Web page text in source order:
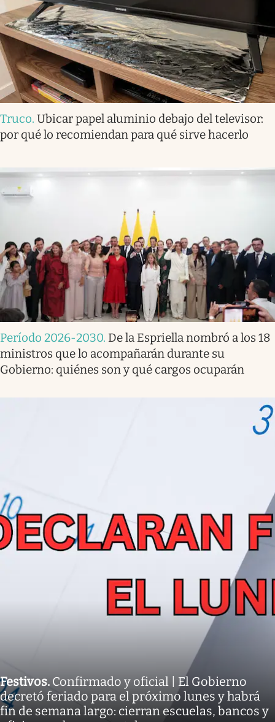
Truco. Ubicar papel aluminio debajo del televisor:
por qué lo recomiendan para qué sirve hacerlo
Período 2026-2030. De la Espriella nombró a los 18
ministros que lo acompañarán durante su
Gobierno: quiénes son y qué cargos ocuparán
Festivos. Confirmado y oficial | El Gobierno
decretó feriado para el próximo lunes y habrá
fin de semana largo: cierran escuelas, bancos y